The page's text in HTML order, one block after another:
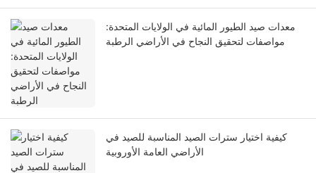
معدات صيد الطيور المائية في الولايات المتحدة:
مواصفات لتحقيق النجاح في الأراضي الرطبة
كيفية اختيار سترات الصيد المناسبة للصيد في
الأراضي العامة الأوروبية